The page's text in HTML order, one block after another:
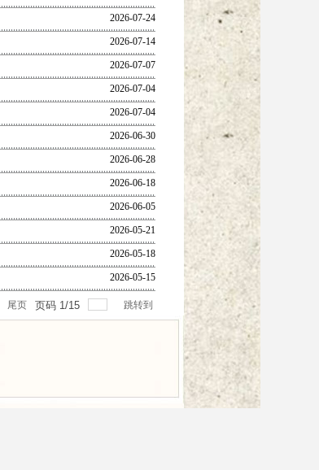
2026-07-24
2026-07-14
2026-07-07
2026-07-04
2026-07-04
2026-06-30
2026-06-28
2026-06-18
2026-06-05
2026-05-21
2026-05-18
2026-05-15
尾页 页码 1/15 跳转到